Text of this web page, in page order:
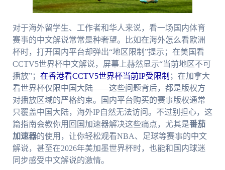
对于海外留学生、工作者和华人来说，看一场国内体育
赛事的中文解说常常是种奢望。比如在海外怎么看欧洲
杯时，打开国内平台却弹出“地区限制”提示；在美国看
CCTV5世界杯中文解说，屏幕上赫然显示“当前地区不可
播放”； 在香港看CCTV5世界杯当前IP受限制 ；在加拿大
看世界杯仅限中国大陆——这些问题背后，都是版权方
对播放区域的严格约束。国内平台购买的赛事版权通常
只覆盖中国大陆，海外IP自然无法访问。不过别担心，这
篇指南会教你用回国加速器解决这些痛点，尤其是番茄
加速器的使用，让你轻松观看NBA、足球等赛事的中文
解说，甚至在2026年美加墨世界杯时，也能和国内球迷
同步感受中文解说的激情。